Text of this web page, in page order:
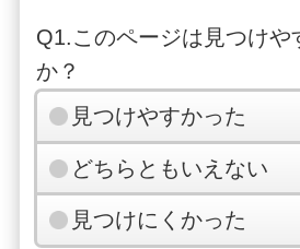
Q1.このページは見つけや
か？
見つけやすかった
どちらともいえない
見つけにくかった